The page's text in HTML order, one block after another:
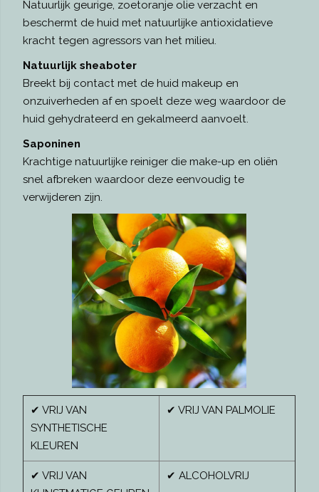
Natuurlijk geurige, zoetoranje olie verzacht en
beschermt de huid met natuurlijke antioxidatieve
kracht tegen agressors van het milieu.
Natuurlijk sheaboter
Breekt bij contact met de huid makeup en
onzuiverheden af en spoelt deze weg waardoor de
huid gehydrateerd en gekalmeerd aanvoelt.
Saponinen
Krachtige natuurlijke reiniger die make-up en oliën
snel afbreken waardoor deze eenvoudig te
verwijderen zijn.
✔ VRIJ VAN
SYNTHETISCHE
KLEUREN
✔ VRIJ VAN PALMOLIE
✔ VRIJ VAN
✔ ALCOHOLVRIJ